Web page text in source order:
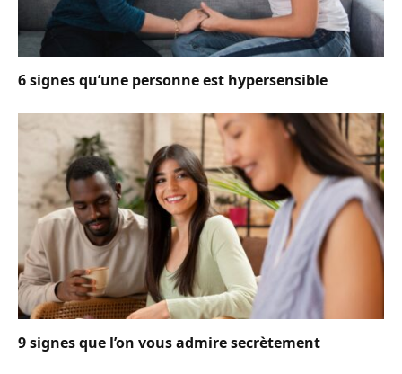
6 signes qu’une personne est hypersensible
9 signes que l’on vous admire secrètement